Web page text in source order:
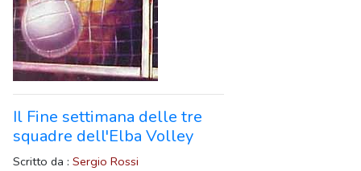
Il Fine settimana delle tre
squadre dell'Elba Volley
Scritto da : Sergio Rossi